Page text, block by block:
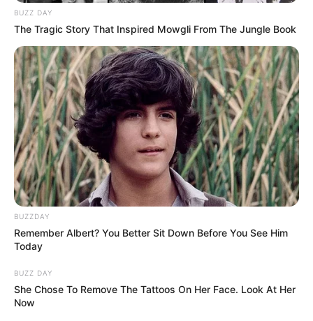
BUZZ DAY
The Tragic Story That Inspired Mowgli From The Jungle Book
BUZZDAY
Remember Albert? You Better Sit Down Before You See Him
Today
BUZZ DAY
She Chose To Remove The Tattoos On Her Face. Look At Her
Now